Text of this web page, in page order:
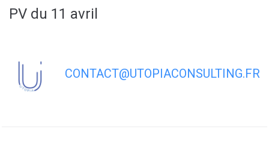
PV du 11 avril
CONTACT@UTOPIACONSULTING.FR